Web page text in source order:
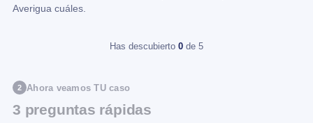
Averigua cuáles.
Has descubierto 0 de 5
2 Ahora veamos TU caso
3 preguntas rápidas